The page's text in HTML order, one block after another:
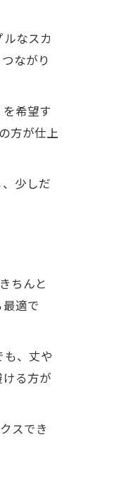
なスカ
ながり
希望す
方が仕上
少しだ
ちんと
適で
、丈や
る方が
スでき